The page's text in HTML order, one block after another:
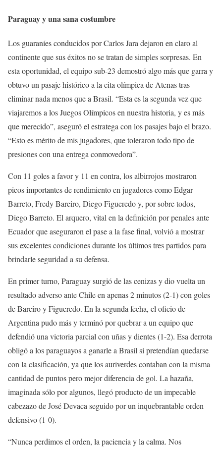
Paraguay y una sana costumbre
Los guaraníes conducidos por Carlos Jara dejaron en claro al
continente que sus éxitos no se tratan de simples sorpresas. En
esta oportunidad, el equipo sub-23 demostró algo más que garra y
obtuvo un pasaje histórico a la cita olímpica de Atenas tras
eliminar nada menos que a Brasil. “Esta es la segunda vez que
viajaremos a los Juegos Olímpicos en nuestra historia, y es más
que merecido”, aseguró el estratega con los pasajes bajo el brazo.
“Esto es mérito de mis jugadores, que toleraron todo tipo de
presiones con una entrega conmovedora”.
Con 11 goles a favor y 11 en contra, los albirrojos mostraron
picos importantes de rendimiento en jugadores como Edgar
Barreto, Fredy Bareiro, Diego Figueredo y, por sobre todos,
Diego Barreto. El arquero, vital en la definición por penales ante
Ecuador que aseguraron el pase a la fase final, volvió a mostrar
sus excelentes condiciones durante los últimos tres partidos para
brindarle seguridad a su defensa.
En primer turno, Paraguay surgió de las cenizas y dio vuelta un
resultado adverso ante Chile en apenas 2 minutos (2-1) con goles
de Bareiro y Figueredo. En la segunda fecha, el oficio de
Argentina pudo más y terminó por quebrar a un equipo que
defendió una victoria parcial con uñas y dientes (1-2). Esa derrota
obligó a los paraguayos a ganarle a Brasil si pretendían quedarse
con la clasificación, ya que los auriverdes contaban con la misma
cantidad de puntos pero mejor diferencia de gol. La hazaña,
imaginada sólo por algunos, llegó producto de un impecable
cabezazo de José Devaca seguido por un inquebrantable orden
defensivo (1-0).
“Nunca perdimos el orden, la paciencia y la calma. Nos